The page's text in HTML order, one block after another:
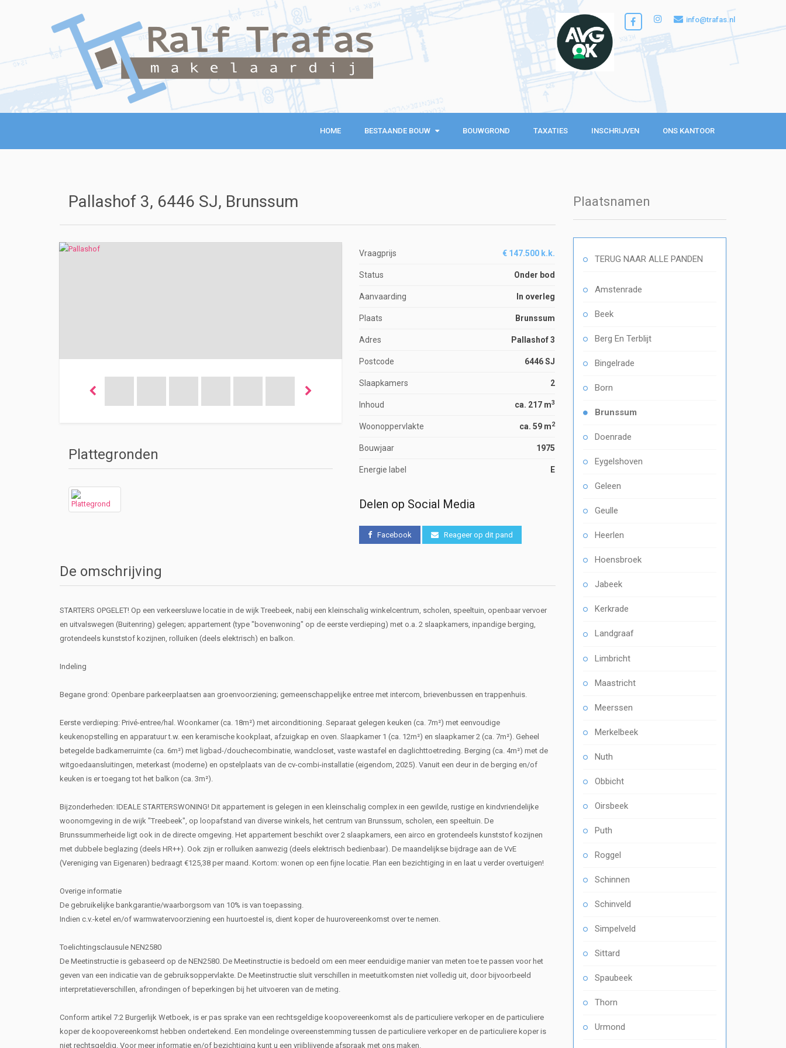
info@trafas.nl
HOME BESTAANDE BOUW
BESTAANDE BOUW BOUWGROND TAXATIES INSCHRIJVEN ONS KANTOOR
Pallashof 3, 6446 SJ, Brunssum
Plattegronden
Vraagprijs € 147.500 k.k.
Status Onder bod
Aanvaarding In overleg
Plaats Brunssum
Adres Pallashof 3
Postcode 6446 SJ
Slaapkamers 2
Inhoud ca. 217 m3
Woonoppervlakte ca. 59 m2
Bouwjaar 1975
Energie label E
Delen op Social Media
Facebook Reageer op dit pand
De omschrijving
STARTERS OPGELET! Op een verkeersluwe locatie in de wijk Treebeek, nabij een kleinschalig winkelcentrum, scholen, speeltuin, openbaar vervoer
en uitvalswegen (Buitenring) gelegen; appartement (type "bovenwoning" op de eerste verdieping) met o.a. 2 slaapkamers, inpandige berging,
grotendeels kunststof kozijnen, rolluiken (deels elektrisch) en balkon.
Indeling
Begane grond: Openbare parkeerplaatsen aan groenvoorziening; gemeenschappelijke entree met intercom, brievenbussen en trappenhuis.
Eerste verdieping: Privé-entree/hal. Woonkamer (ca. 18m²) met airconditioning. Separaat gelegen keuken (ca. 7m²) met eenvoudige
keukenopstelling en apparatuur t.w. een keramische kookplaat, afzuigkap en oven. Slaapkamer 1 (ca. 12m²) en slaapkamer 2 (ca. 7m²). Geheel
betegelde badkamerruimte (ca. 6m²) met ligbad-/douchecombinatie, wandcloset, vaste wastafel en daglichttoetreding. Berging (ca. 4m²) met de
witgoedaansluitingen, meterkast (moderne) en opstelplaats van de cv-combi-installatie (eigendom, 2025). Vanuit een deur in de berging en/of
keuken is er toegang tot het balkon (ca. 3m²).
Bijzonderheden: IDEALE STARTERSWONING! Dit appartement is gelegen in een kleinschalig complex in een gewilde, rustige en kindvriendelijke
woonomgeving in de wijk "Treebeek", op loopafstand van diverse winkels, het centrum van Brunssum, scholen, een speeltuin. De
Brunssummerheide ligt ook in de directe omgeving. Het appartement beschikt over 2 slaapkamers, een airco en grotendeels kunststof kozijnen
met dubbele beglazing (deels HR++). Ook zijn er rolluiken aanwezig (deels elektrisch bedienbaar). De maandelijkse bijdrage aan de VvE
(Vereniging van Eigenaren) bedraagt €125,38 per maand. Kortom: wonen op een fijne locatie. Plan een bezichtiging in en laat u verder overtuigen!
Overige informatie
De gebruikelijke bankgarantie/waarborgsom van 10% is van toepassing.
Indien c.v.-ketel en/of warmwatervoorziening een huurtoestel is, dient koper de huurovereenkomst over te nemen.
Toelichtingsclausule NEN2580
De Meetinstructie is gebaseerd op de NEN2580. De Meetinstructie is bedoeld om een meer eenduidige manier van meten toe te passen voor het
geven van een indicatie van de gebruiksoppervlakte. De Meetinstructie sluit verschillen in meetuitkomsten niet volledig uit, door bijvoorbeeld
interpretatieverschillen, afrondingen of beperkingen bij het uitvoeren van de meting.
Conform artikel 7:2 Burgerlijk Wetboek, is er pas sprake van een rechtsgeldige koopovereenkomst als de particuliere verkoper en de particuliere
koper de koopovereenkomst hebben ondertekend. Een mondelinge overeenstemming tussen de particuliere verkoper en de particuliere koper is
niet rechtsgeldig. Voor meer informatie en/of bezichtiging kunt u een vrijblijvende afspraak met ons maken.
Plaatsnamen
TERUG NAAR ALLE PANDEN
Amstenrade
Beek
Berg En Terblijt
Bingelrade
Born
Brunssum
Doenrade
Eygelshoven
Geleen
Geulle
Heerlen
Hoensbroek
Jabeek
Kerkrade
Landgraaf
Limbricht
Maastricht
Meerssen
Merkelbeek
Nuth
Obbicht
Oirsbeek
Puth
Roggel
Schinnen
Schinveld
Simpelveld
Sittard
Spaubeek
Thorn
Urmond